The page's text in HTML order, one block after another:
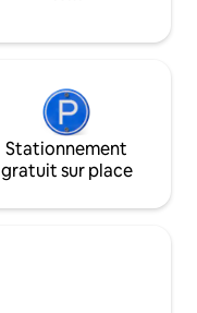
Stationnement
gratuit sur place